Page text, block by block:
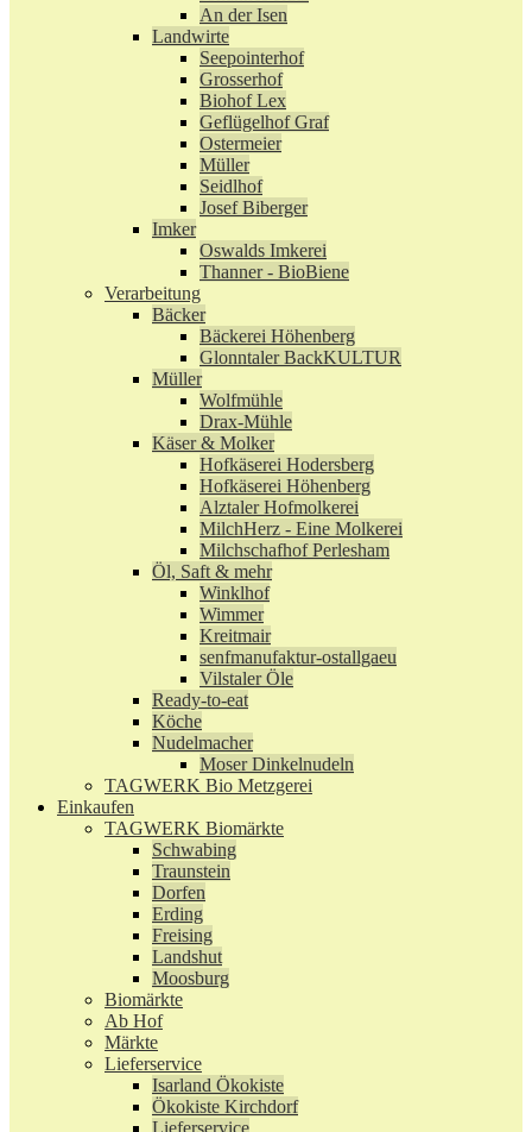
An der Isen
Landwirte
Seepointerhof
Grosserhof
Biohof Lex
Geflügelhof Graf
Ostermeier
Müller
Seidlhof
Josef Biberger
Imker
Oswalds Imkerei
Thanner - BioBiene
Verarbeitung
Bäcker
Bäckerei Höhenberg
Glonntaler BackKULTUR
Müller
Wolfmühle
Drax-Mühle
Käser & Molker
Hofkäserei Hodersberg
Hofkäserei Höhenberg
Alztaler Hofmolkerei
MilchHerz - Eine Molkerei
Milchschafhof Perlesham
Öl, Saft & mehr
Winklhof
Wimmer
Kreitmair
senfmanufaktur-ostallgaeu
Vilstaler Öle
Ready-to-eat
Köche
Nudelmacher
Moser Dinkelnudeln
TAGWERK Bio Metzgerei
Einkaufen
TAGWERK Biomärkte
Schwabing
Traunstein
Dorfen
Erding
Freising
Landshut
Moosburg
Biomärkte
Ab Hof
Märkte
Lieferservice
Isarland Ökokiste
Ökokiste Kirchdorf
Lieferservice